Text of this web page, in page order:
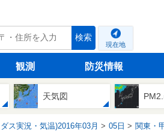
検索
現在地
観測 防災情報
天気図
ス実況・気温)2016年03月 05日 関東・